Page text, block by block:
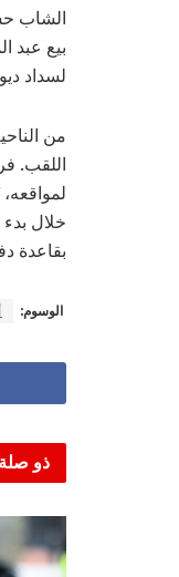
الشاب
بيع عبد
لسداد
من
اللقب.
خلال
بقاعدة
الوسوم:
ذو صلة